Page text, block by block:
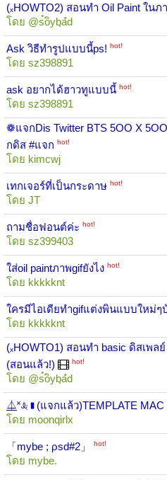
(ₓHOWTO2) สอนทำ Oil Paint ใน
โดย @s๋oิybฺaํd
Ask วิธีทำรูปแบบนี้ps! hot!
โดย sz398891
ask อยากได้ฮาวทูแบบนี้ hot!
โดย sz398891
❁แจกDis Twitter BTS 5OO X
กดิส #แจก hot!
โดย kimcwj
เทกเจอร์ที่เป็นกระดาษ hot!
โดย JT
ถามชื่อฟอนต์ค่ะ hot!
โดย sz399403
ใส่oil paintภาพgifยังไง hot!
โดย kkkkknt
ใครมีไอเดียทำgifแต่งพินแบบใหม่ๆ
โดย kkkkknt
(ₓHOWTO1) สอนทำ basic ดิสเพล
(สอนแล้ว!)
hot!
โดย @s๋oิybฺaํd
⏅˟ꕋ▮(แจกแล้ว)TEMPLATE MAC
โดย moonqirlx
「mybe ; ρsd#2」 hot!
โดย mybe.